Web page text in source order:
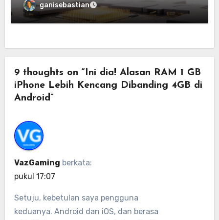
ganisebastian
9 thoughts on “Ini dia! Alasan RAM 1 GB
iPhone Lebih Kencang Dibanding 4GB di
Android”
VazGaming berkata:
pukul 17:07
Setuju, kebetulan saya pengguna
keduanya. Android dan iOS, dan berasa